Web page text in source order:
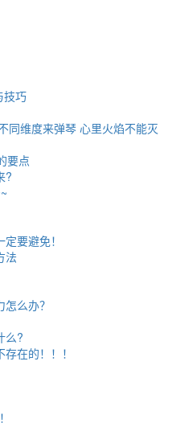
技巧
同维度来弹琴 心里火焰不能灭
要点
?
要避免！
法
么办？
么?
在的！！！